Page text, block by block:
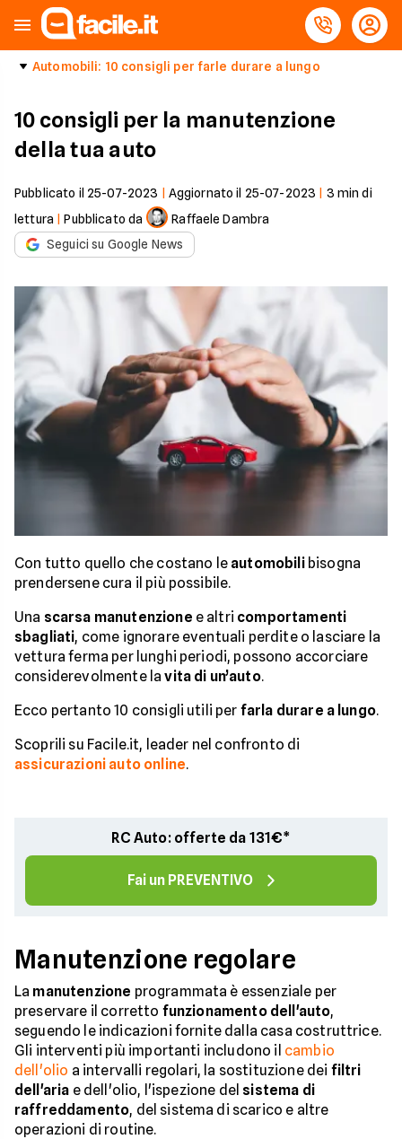
Automobili: 10 consigli per farle durare a lungo
10 consigli per la manutenzione
della tua auto
Pubblicato il 25-07-2023 Aggiornato il 25-07-2023 3 min di
lettura |Pubblicato da
Raffaele Dambra
Seguici su Google News
Con tutto quello che costano le automobilibisogna
prendersene cura il più possibile.
Una scarsa manutenzione e altri comportamenti
sbagliati, come ignorare eventuali perdite o lasciare la
vettura ferma per lunghi periodi, possono accorciare
considerevolmente lavita di un’auto.
Ecco pertanto 10 consigli utili per farla durare a lungo.
Scoprili su Facile.it, leader nel confronto di
assicurazioni auto online.
RC Auto: offerte da 131€*
Fai un PREVENTIVO
Manutenzione regolare
La manutenzione programmata è essenziale per
preservare il corretto funzionamento dell'auto,
seguendo le indicazioni fornite dalla casa costruttrice.
Gli interventi più importanti includono il cambio
dell'olio a intervalli regolari, la sostituzione dei filtri
dell'aria e dell'olio, l'ispezione del sistema di
raffreddamento, del sistema di scarico e altre
operazioni di routine.